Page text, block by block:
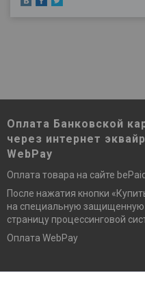
Оплата Банковской
через интернет
WebPay
Оплата товара на сайте bePaid
После нажатия кнопки
на специальную
страницу процессинговой
Оплата WebPay